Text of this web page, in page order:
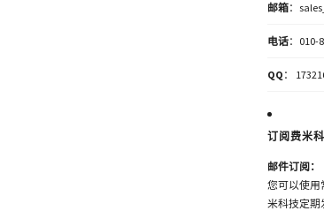
邮箱：
电话：010-
QQ ：
订阅费米
邮件订阅：
您可以使用
米科技定期